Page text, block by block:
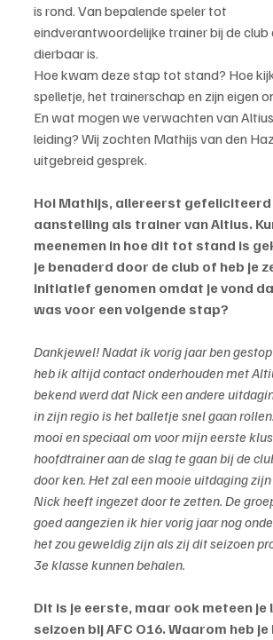
is rond. Van bepalende speler tot
eindverantwoordelijke trainer bij de club
dierbaar is.
Hoe kwam deze stap tot stand? Hoe
spelletje, het trainerschap en zijn eigen
En wat mogen we verwachten van
leiding? Wij zochten Mathijs van den
uitgebreid gesprek.
Hoi Mathijs, allereerst gefeliciteerd
aanstelling als trainer van Altius.
meenemen in hoe dit tot stand is
je benaderd door de club of heb je
initiatief genomen omdat je vond
was voor een volgende stap?
Dankjewel! Nadat ik vorig jaar ben
heb ik altijd contact onderhouden met
bekend werd dat Nick een andere
in zijn regio is het balletje snel gaan
mooi en speciaal om voor mijn eerste
hoofdtrainer aan de slag te gaan bij de
door ken. Het zal een mooie uitdaging
Nick heeft ingezet door te zetten. De
goed aangezien ik hier vorig jaar nog
het zou geweldig zijn als zij dit seizoen
3e klasse kunnen behalen.
Dit is je eerste, maar ook meteen
seizoen bij AFC O16. Waarom heb